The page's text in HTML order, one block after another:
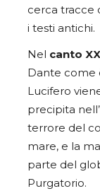
cerca tracce
i testi antichi.
Nel canto
Dante come
Lucifero
precipita
terrore del
mare, e la
parte del
Purgatorio.